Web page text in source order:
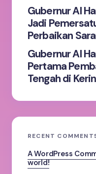
Gubernur Al
Jadi
Perbaikan
Gubernur Al
Pertama
Tengah di
RECENT
A WordPress
world!